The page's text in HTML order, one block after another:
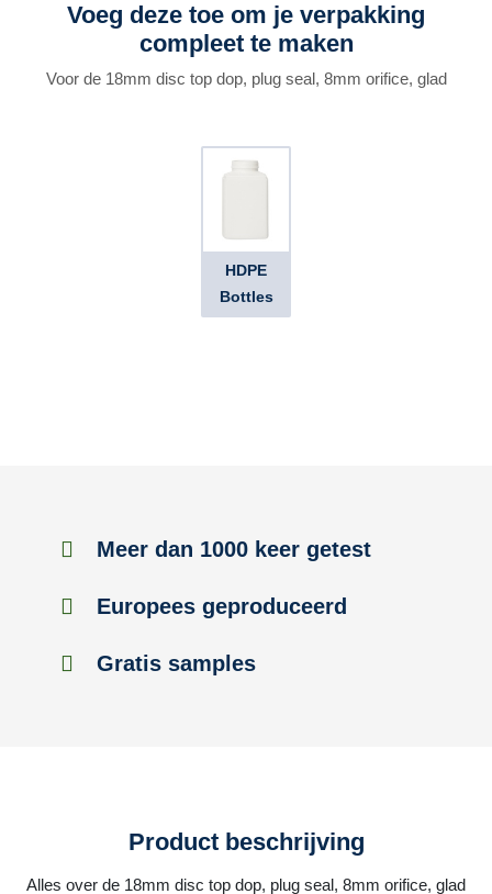
Voeg deze toe om je verpakking
compleet te maken
Voor de 18mm disc top dop, plug seal, 8mm orifice, glad
HDPE
Bottles
Meer dan 1000 keer getest
Europees geproduceerd
Gratis samples
Product beschrijving
Alles over de 18mm disc top dop, plug seal, 8mm orifice, glad